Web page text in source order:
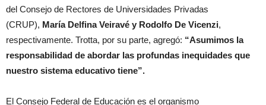
del Consejo de Rectores de Universidades Privadas
(CRUP), María Delfina Veiravé y Rodolfo De Vicenzi,
respectivamente. Trotta, por su parte, agregó: “Asumimos la
responsabilidad de abordar las profundas inequidades que
nuestro sistema educativo tiene”.
El Consejo Federal de Educación es el organismo